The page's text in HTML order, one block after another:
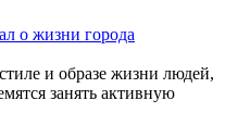
и образе жизни людей,
занять активную